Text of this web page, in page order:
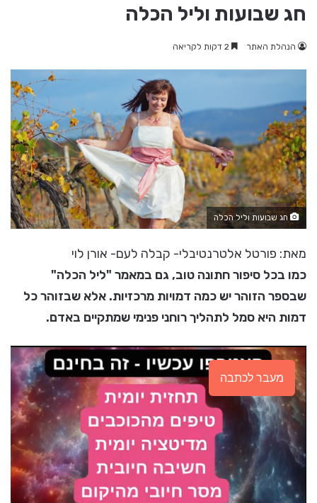
חג שבועות וליל הכלה
הנהלת האתר
חג שבועות וליל הכלה
מאת: פורטל אלטרנטיבלי- קבלה לעם- אורן לוי
כמו בכל סיפור חתונה טוב, גם במאמר "ליל הכלה"
שבספר הזוהר יש כמה דמויות מרכזיות. אלא שבזוהר כל
דמות היא סמל לתהליך רוחני פנימי שמתקיים באדם.
מעבר לכתבה